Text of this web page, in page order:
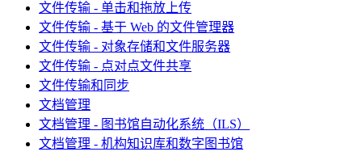
文件传输 - 单击和拖放上传
文件传输 - 基于 Web 的文件管理器
文件传输 - 对象存储和文件服务器
文件传输 - 点对点文件共享
文件传输和同步
文档管理
文档管理 - 图书馆自动化系统（ILS）
文档管理 - 机构知识库和数字图书馆